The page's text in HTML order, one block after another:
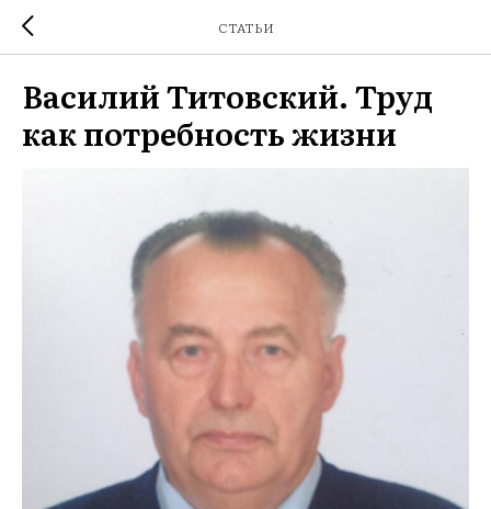
СТАТЬИ
Василий Титовский. Труд
как потребность жизни